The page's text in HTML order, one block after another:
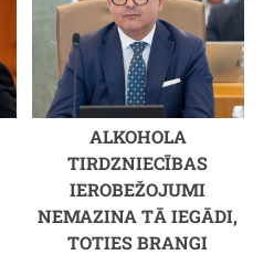
ALKOHOLA
TIRDZNIECĪBAS
IEROBEŽOJUMI
NEMAZINA TĀ IEGĀDI,
TOTIES BRANGI